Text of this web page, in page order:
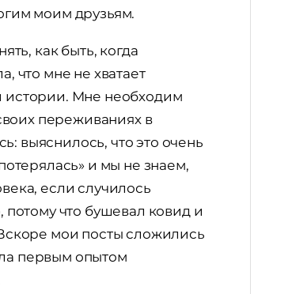
моим друзьям.
как быть, когда
что мне не хватает
истории. Мне необходим
переживаниях в
выяснилось, что это очень
и мы не знаем,
если случилось
потому что бушевал ковид и
мои посты сложились
первым опытом